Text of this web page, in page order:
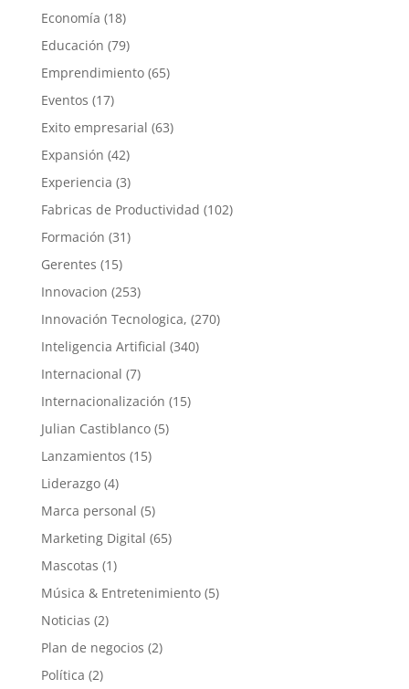
Economía (18)
Educación (79)
Emprendimiento(65)
Eventos (17)
Exito empresarial (63)
Expansión (42)
Experiencia (3)
Fabricas de Productividad (102)
Formación (31)
Gerentes (15)
Innovacion (253)
Innovación Tecnologica, (270)
Inteligencia Artificial (340)
Internacional (7)
Internacionalización (15)
Julian Castiblanco(5)
Lanzamientos (15)
Liderazgo(4)
Marca personal (5)
Marketing Digital (65)
Mascotas (1)
Música & Entretenimiento(5)
Noticias (2)
Plan de negocios (2)
Política (2)